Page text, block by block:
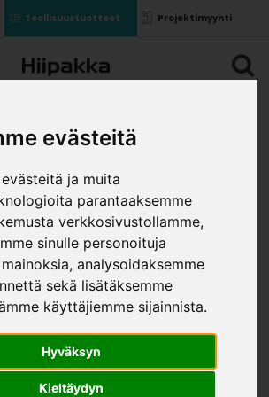
evästeitä
ja muita
parantaaksemme
verkkosivustollamme,
sinulle personoituja
analysoidaksemme
sekä lisätäksemme
käyttäjiemme sijainnista.
Hyväksyn
Kieltäydyn
Teollisuustuotteet Projektimyynti